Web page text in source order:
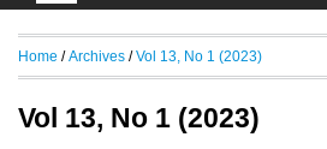
Home /Archives /Vol 13, No 1 (2023)
Vol 13, No 1 (2023)